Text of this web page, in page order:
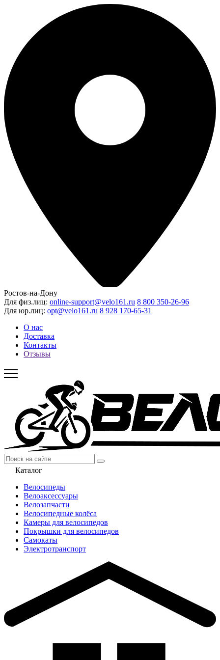
Ростов-на-Дону
Для физ.лиц: online-support@velo161.ru 8 800 350-26-96
Для юр.лиц: opt@velo161.ru 8 928 170-65-31
О нас
Доставка
Контакты
Отзывы
Каталог
Велосипеды
Велоаксессуары
Велозапчасти
Велосипедные колёса
Камеры для велосипедов
Покрышки для велосипедов
Самокаты
Электротранспорт